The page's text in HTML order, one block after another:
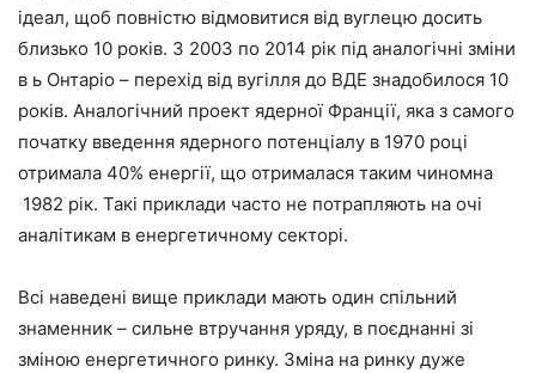
ідеал, щоб повністю відмовитися від вуглецю досить
близько 10 років. З 2003 по 2014 рік під аналогічні зміни
в ь Онтаріо – перехід від вугілля до ВДЕ знадобилося 10
років. Аналогічний проект ядерної Франції, яка з самого
початку введення ядерного потенціалу в 1970 році
отримала 40% енергії, що отрималася таким чиномна
1982 рік. Такі приклади часто не потрапляють на очі
аналітикам в енергетичному секторі.
Всі наведені вище приклади мають один спільний
знаменник – сильне втручання уряду, в поєднанні зі
зміною енергетичного ринку. Зміна на ринку дуже